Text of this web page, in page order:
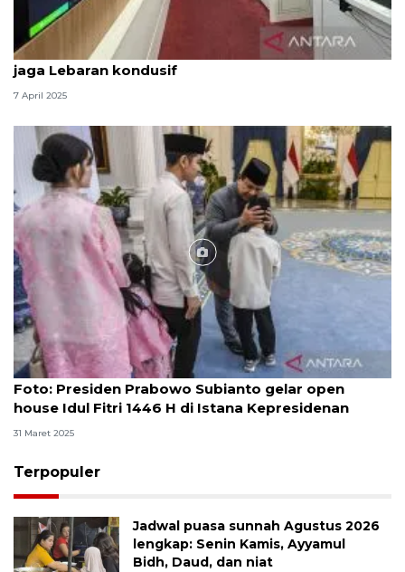
Wapres puji pemanfaatan teknologi Jasa Marga
jaga Lebaran kondusif
7 April 2025
Foto
Foto: Presiden Prabowo Subianto gelar open
house Idul Fitri 1446 H di Istana Kepresidenan
31 Maret 2025
Terpopuler
Jadwal puasa sunnah Agustus 2026
lengkap: Senin Kamis, Ayyamul
Bidh, Daud, dan niat